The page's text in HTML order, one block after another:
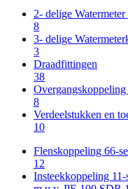
2- delige
8
3- delige
3
Draadfittingen
38
8
Verdeelstukken en
10
Flenskoppeling 66-
12
Insteekkoppeling